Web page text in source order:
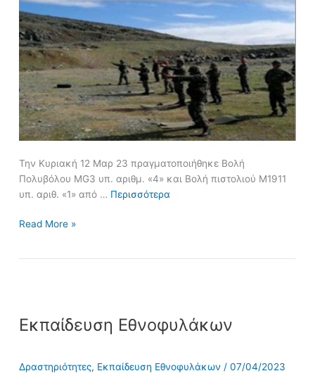
Την Κυριακή 12 Μαρ 23 πραγματοποιήθηκε Βολή
Πολυβόλου MG3 υπ. αριθμ. «4» και Βολή πιστολιού Μ1911
υπ. αριθ. «1» από … Περισσότερα
Read More »
Εκπαίδευση Εθνοφυλάκων
Δραστηριότητες, Εκπαίδευση Εθνοφυλάκων /07/04/2023
Εθνοφυλάκων